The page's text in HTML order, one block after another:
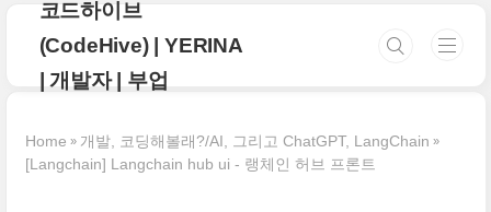
본문 바로가기
코드하이브
(CodeHive) | YERINA
| 개발자 | 부업
Home
개발, 코딩해볼래?/AI, 그리고 ChatGPT, LangChain
[Langchain] Langchain hub ui - 랭체인 허브 프론트